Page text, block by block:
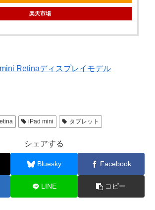
楽天市場
Retinaディスプレイモデル
iPad mini タブレット
シェアする
Bluesky Facebook
LINE コピー